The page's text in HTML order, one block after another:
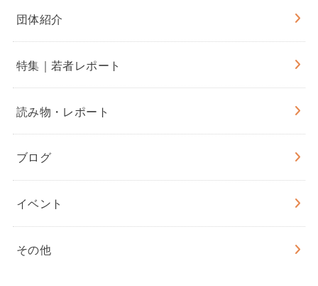
団体紹介
特集｜若者レポート
読み物・レポート
ブログ
イベント
その他